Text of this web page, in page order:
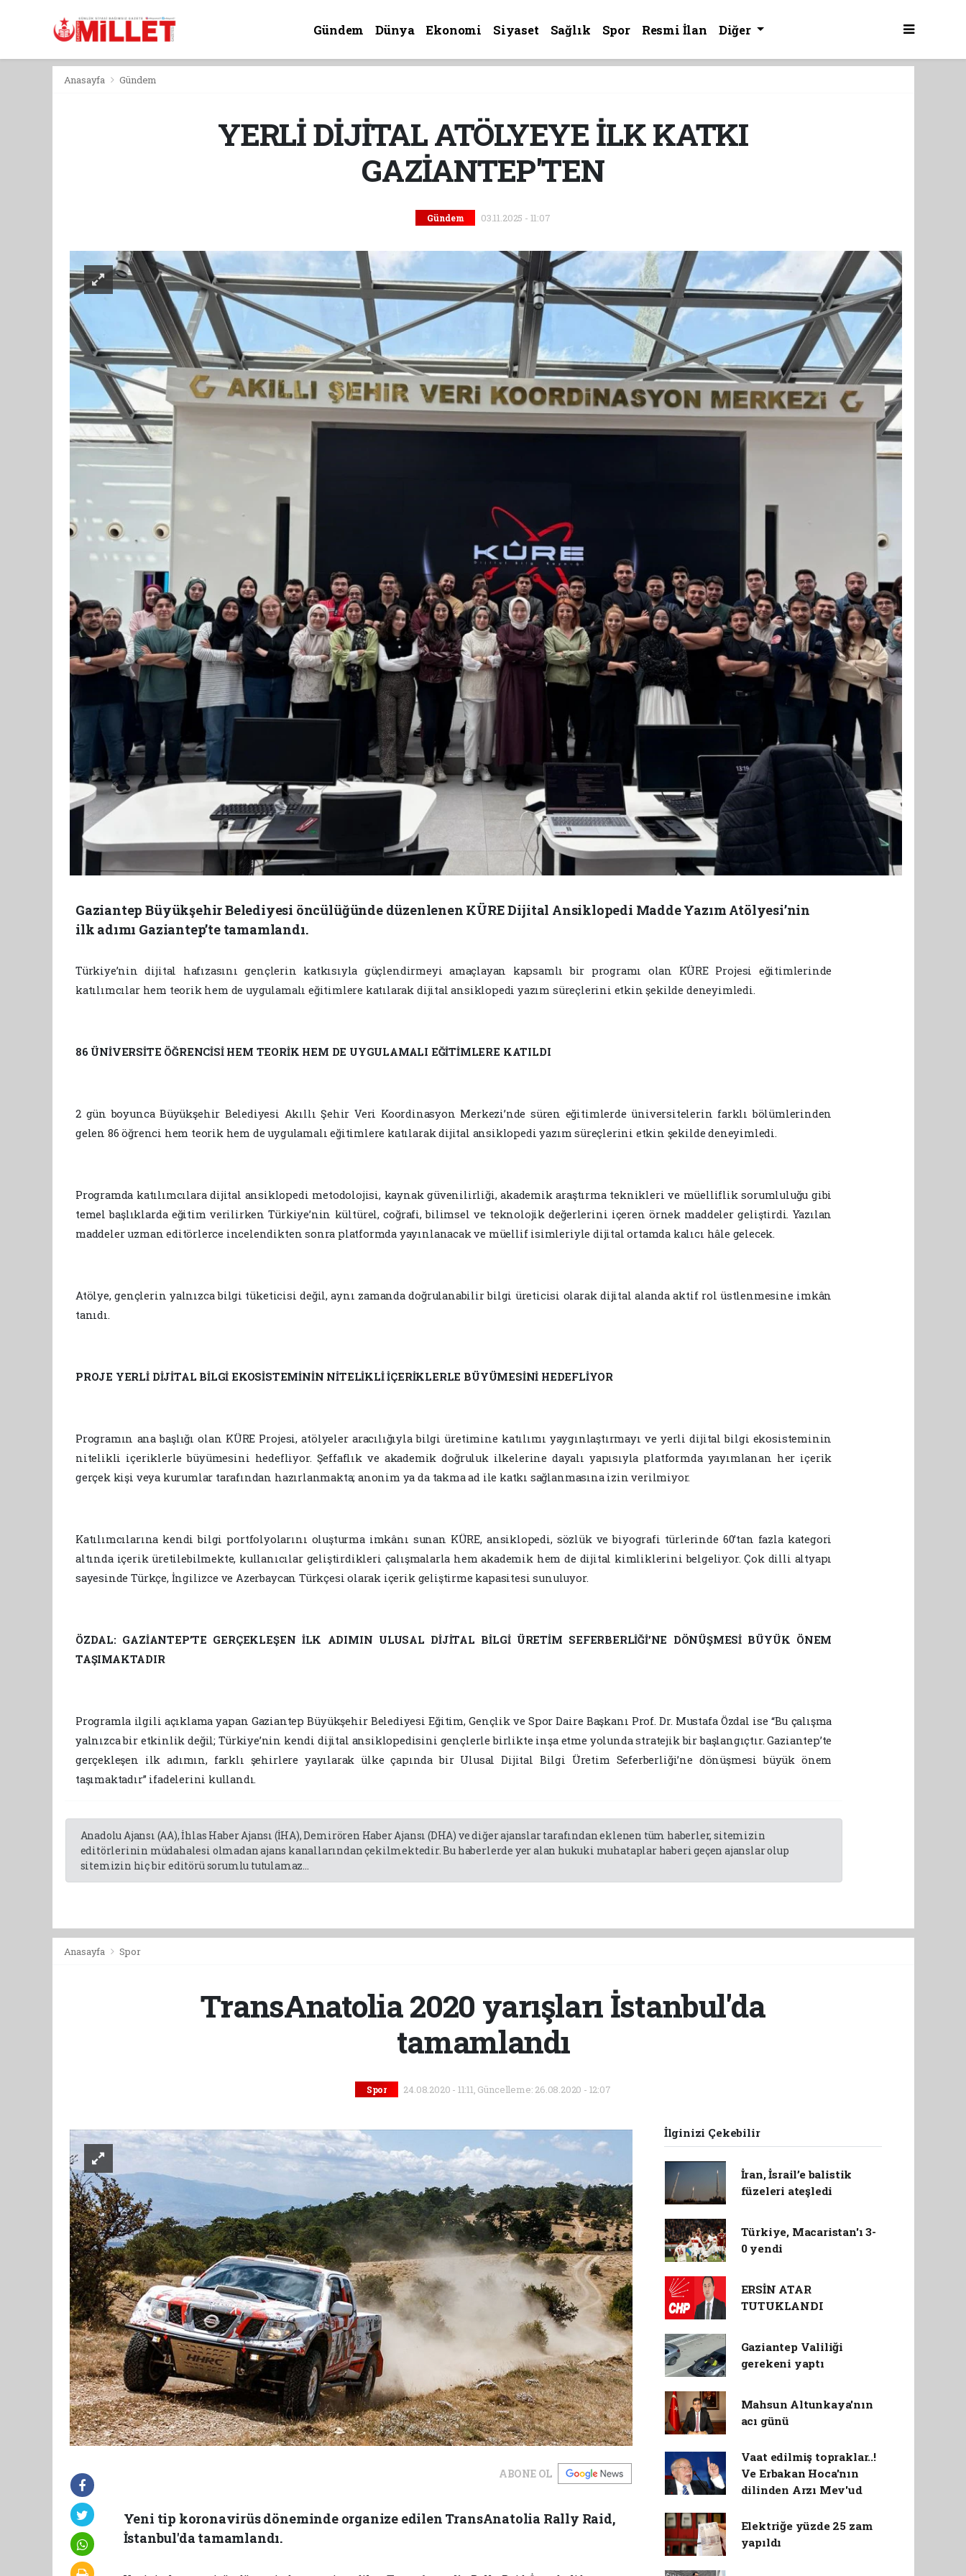
Gündem Dünya Ekonomi Siyaset Sağlık Spor Resmi İlan Diğer
Anasayfa Gündem
YERLİ DİJİTAL ATÖLYEYE İLK KATKI
GAZİANTEP'TEN
Gündem 03.11.2025 - 11:07
Gaziantep Büyükşehir Belediyesi öncülüğünde düzenlenen KÜRE Dijital Ansiklopedi Madde Yazım Atölyesi’nin
ilk adımı Gaziantep’te tamamlandı.
Türkiye’nin dijital hafızasını gençlerin katkısıyla güçlendirmeyi amaçlayan kapsamlı bir programı olan KÜRE Projesi eğitimlerinde
katılımcılar hem teorik hem de uygulamalı eğitimlere katılarak dijital ansiklopedi yazım süreçlerini etkin şekilde deneyimledi.
86 ÜNİVERSİTE ÖĞRENCİSİ HEM TEORİK HEM DE UYGULAMALI EĞİTİMLERE KATILDI
2 gün boyunca Büyükşehir Belediyesi Akıllı Şehir Veri Koordinasyon Merkezi’nde süren eğitimlerde üniversitelerin farklı bölümlerinden
gelen 86 öğrenci hem teorik hem de uygulamalı eğitimlere katılarak dijital ansiklopedi yazım süreçlerini etkin şekilde deneyimledi.
Programda katılımcılara dijital ansiklopedi metodolojisi, kaynak güvenilirliği, akademik araştırma teknikleri ve müelliflik sorumluluğu gibi
temel başlıklarda eğitim verilirken Türkiye’nin kültürel, coğrafi, bilimsel ve teknolojik değerlerini içeren örnek maddeler geliştirdi. Yazılan
maddeler uzman editörlerce incelendikten sonra platformda yayınlanacak ve müellif isimleriyle dijital ortamda kalıcı hâle gelecek.
Atölye, gençlerin yalnızca bilgi tüketicisi değil, aynı zamanda doğrulanabilir bilgi üreticisi olarak dijital alanda aktif rol üstlenmesine imkân
tanıdı.
PROJE YERLİ DİJİTAL BİLGİ EKOSİSTEMİNİN NİTELİKLİ İÇERİKLERLE BÜYÜMESİNİ HEDEFLİYOR
Programın ana başlığı olan KÜRE Projesi, atölyeler aracılığıyla bilgi üretimine katılımı yaygınlaştırmayı ve yerli dijital bilgi ekosisteminin
nitelikli içeriklerle büyümesini hedefliyor. Şeffaflık ve akademik doğruluk ilkelerine dayalı yapısıyla platformda yayımlanan her içerik
gerçek kişi veya kurumlar tarafından hazırlanmakta; anonim ya da takma ad ile katkı sağlanmasına izin verilmiyor.
Katılımcılarına kendi bilgi portfolyolarını oluşturma imkânı sunan KÜRE, ansiklopedi, sözlük ve biyografi türlerinde 60’tan fazla kategori
altında içerik üretilebilmekte, kullanıcılar geliştirdikleri çalışmalarla hem akademik hem de dijital kimliklerini belgeliyor. Çok dilli altyapı
sayesinde Türkçe, İngilizce ve Azerbaycan Türkçesi olarak içerik geliştirme kapasitesi sunuluyor.
ÖZDAL: GAZİANTEP’TE GERÇEKLEŞEN İLK ADIMIN ULUSAL DİJİTAL BİLGİ ÜRETİM SEFERBERLİĞİ’NE DÖNÜŞMESİ BÜYÜK ÖNEM
TAŞIMAKTADIR
Programla ilgili açıklama yapan Gaziantep Büyükşehir Belediyesi Eğitim, Gençlik ve Spor Daire Başkanı Prof. Dr. Mustafa Özdal ise “Bu çalışma
yalnızca bir etkinlik değil; Türkiye’nin kendi dijital ansiklopedisini gençlerle birlikte inşa etme yolunda stratejik bir başlangıçtır. Gaziantep’te
gerçekleşen ilk adımın, farklı şehirlere yayılarak ülke çapında bir Ulusal Dijital Bilgi Üretim Seferberliği’ne dönüşmesi büyük önem
taşımaktadır” ifadelerini kullandı.
Anadolu Ajansı (AA), İhlas Haber Ajansı (İHA), Demirören Haber Ajansı (DHA) ve diğer ajanslar tarafından eklenen tüm haberler, sitemizin
editörlerinin müdahalesi olmadan ajans kanallarından çekilmektedir. Bu haberlerde yer alan hukuki muhataplar haberi geçen ajanslar olup
sitemizin hiç bir editörü sorumlu tutulamaz...
Anasayfa Spor
TransAnatolia 2020 yarışları İstanbul'da
tamamlandı
Spor 24.08.2020 - 11:11, Güncelleme: 26.08.2020 - 12:07
ABONE OL
Yeni tip koronavirüs döneminde organize edilen TransAnatolia Rally Raid,
İstanbul'da tamamlandı.
İlginizi Çekebilir
İran, İsrail’e balistik
füzeleri ateşledi
Türkiye, Macaristan'ı 3-
0 yendi
ERSİN ATAR
TUTUKLANDI
Gaziantep Valiliği
gerekeni yaptı
Mahsun Altunkaya'nın
acı günü
Vaat edilmiş topraklar..!
Ve Erbakan Hoca'nın
dilinden Arzı Mev'ud
Elektriğe yüzde 25 zam
yapıldı